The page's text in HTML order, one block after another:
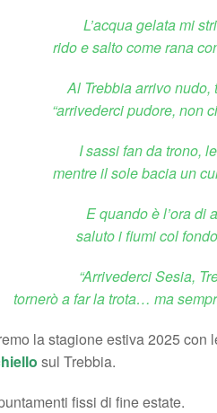
L’acqua gelata mi
rido e salto come rana
Al Trebbia arrivo nudo,
“arrivederci pudore, non
I sassi fan da trono,
mentre il sole bacia un
E quando è l’ora di
saluto i fiumi col
“Arrivederci Sesia,
tornerò a far la trota… ma
la stagione estiva 2025
sul Trebbia.
fissi di fine estate.